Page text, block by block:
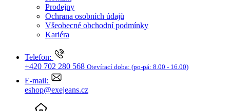
+420 702 280 568
E-mail:
eshop@exejeans.cz
Pro muže